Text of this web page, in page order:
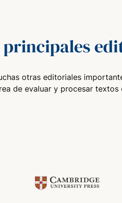
otras editoriales
de evaluar y procesar